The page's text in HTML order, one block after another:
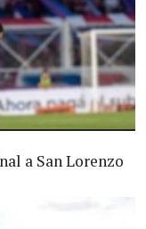
a San Lorenzo